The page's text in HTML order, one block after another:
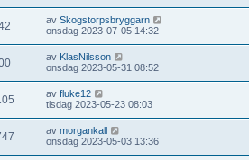
av Skogstorpsbryggarn
onsdag 2023-07-05 14:32
av KlasNilsson
onsdag 2023-05-31 08:52
av fluke12
tisdag 2023-05-23 08:03
av morgankall
onsdag 2023-05-03 13:36